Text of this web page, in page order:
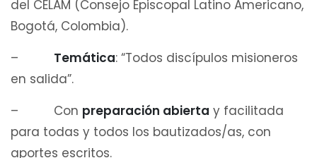
del CELAM (Consejo Episcopal Latino Americano,
Bogotá, Colombia).
– Temática: “Todos discípulos misioneros
en salida”.
– Con preparación abierta y facilitada
para todas y todos los bautizados/as, con
aportes escritos.